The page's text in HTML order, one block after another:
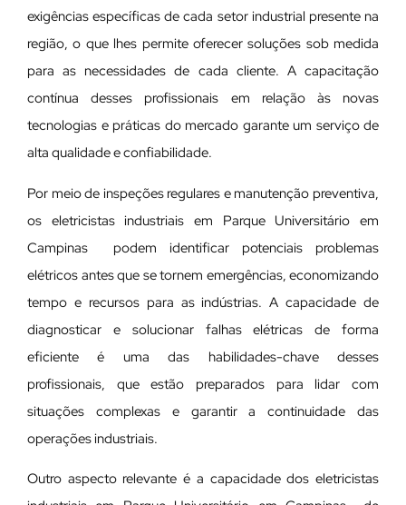
exigências específicas de cada setor industrial presente na
região, o que lhes permite oferecer soluções sob medida
para as necessidades de cada cliente. A capacitação
contínua desses profissionais em relação às novas
tecnologias e práticas do mercado garante um serviço de
alta qualidade e confiabilidade.
Por meio de inspeções regulares e manutenção preventiva,
os eletricistas industriais em Parque Universitário em
Campinas podem identificar potenciais problemas
elétricos antes que se tornem emergências, economizando
tempo e recursos para as indústrias. A capacidade de
diagnosticar e solucionar falhas elétricas de forma
eficiente é uma das habilidades-chave desses
profissionais, que estão preparados para lidar com
situações complexas e garantir a continuidade das
operações industriais.
Outro aspecto relevante é a capacidade dos eletricistas